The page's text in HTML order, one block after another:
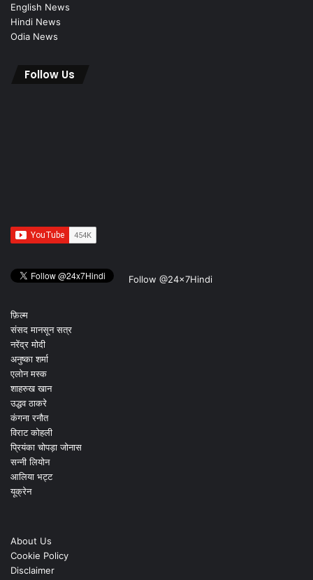
English News
Hindi News
Odia News
Follow Us
Follow @24x7Hindi
फ़िल्म
संसद मानसून सत्र
नरेंद्र मोदी
अनुष्का शर्मा
एलोन मस्क
शाहरुख खान
उद्धव ठाकरे
कंगना रनौत
विराट कोहली
प्रियंका चोपड़ा जोनास
सन्नी लियोन
आलिया भट्ट
यूक्रेन
About Us
Cookie Policy
Disclaimer